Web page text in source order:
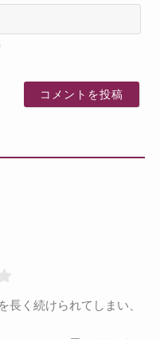
長く続けられてしまい、